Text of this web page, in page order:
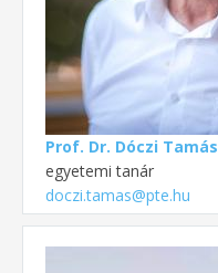
Prof. Dr. Dóczi Tamás
egyetemi tanár
doczi.tamas@pte.hu